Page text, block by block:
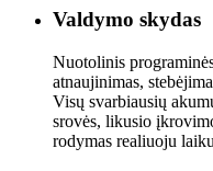
Valdymo skydas
Nuotolinis
atnaujinimas,
Visų svarbiausių
srovės, likusio
rodymas realiuoju